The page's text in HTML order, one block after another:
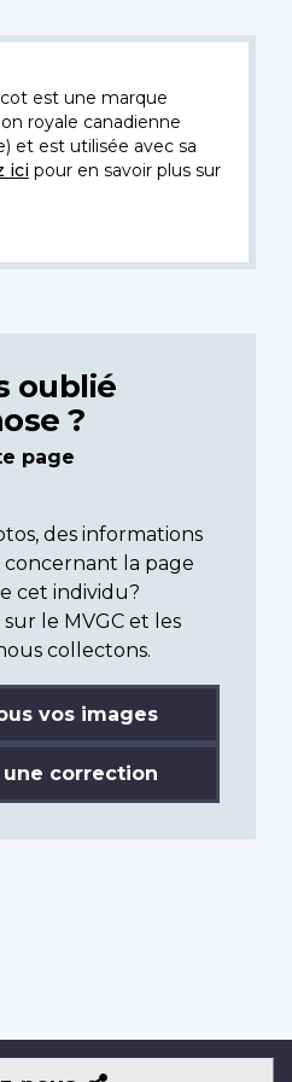
est une marque
royale canadienne
et est utilisée avec sa
icipour en savoir plus sur
oublié
?
page
des informations
la page
cet individu?
le MVGC et les
collectons.
vos images
correction